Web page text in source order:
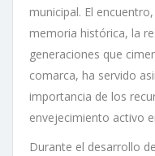
municipal. El
memoria histórica, la
generaciones que
comarca, ha servido
importancia de los
envejecimiento activo
Durante el desarrollo